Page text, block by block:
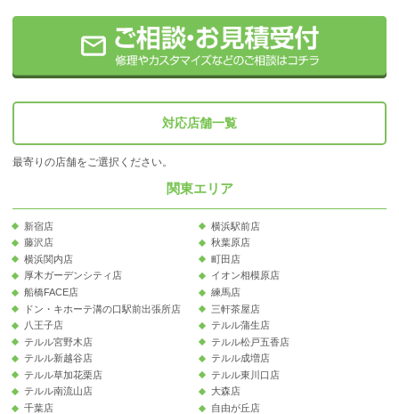
対応店舗一覧
最寄りの店舗をご選択ください。
関東エリア
新宿店
横浜駅前店
藤沢店
秋葉原店
横浜関内店
町田店
厚木ガーデンシティ店
イオン相模原店
船橋FACE店
練馬店
ドン・キホーテ溝の口駅前出張所店
三軒茶屋店
八王子店
テルル蒲生店
テルル宮野木店
テルル松戸五香店
テルル新越谷店
テルル成増店
テルル草加花栗店
テルル東川口店
テルル南流山店
大森店
千葉店
自由が丘店